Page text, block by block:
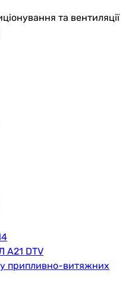
та вентиляції
А21 DTV
припливно-витяжних